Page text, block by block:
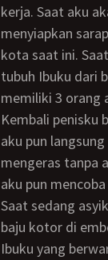
kerja. Saat aku
menyiapkan
kota saat ini.
tubuh Ibuku dari
memiliki 3 orang
Kembali penisku berdiri tegak melihat pemandangan tersebut. Agar tidak ketahuan,
aku pun
mengeras tanpa
aku pun
Saat sedang asyik mengocok penis, kulihat ada BH dan CD milik Ibuku di tumpukan
baju kotor di
Ibuku yang